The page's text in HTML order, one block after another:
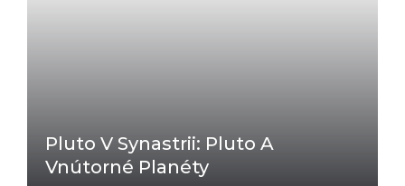
Pluto V Synastrii: Pluto A
Vnútorné Planéty